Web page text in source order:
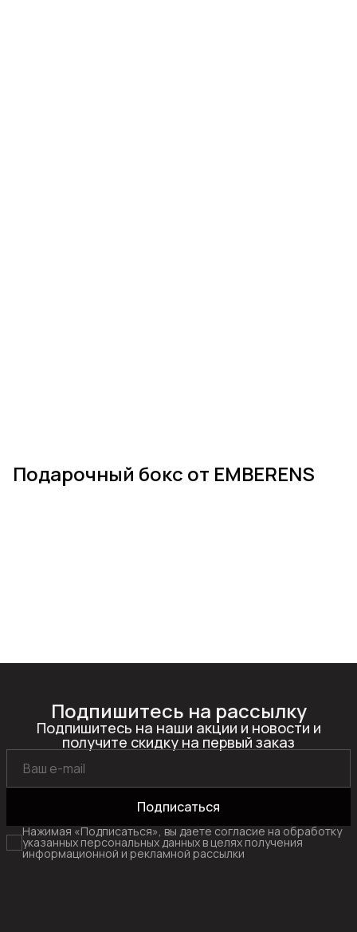
Подарочный бокс от EMBERENS
Подпишитесь на рассылку
Подпишитесь на наши акции и новости и
получите скидку на первый заказ
Подписаться
Нажимая «Подписаться», вы даете согласие на обработку
указанных персональных данных в целях получения
информационной и рекламной рассылки